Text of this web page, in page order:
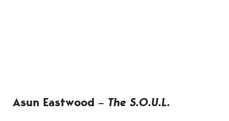
Asun Eastwood – The S.O.U.L.